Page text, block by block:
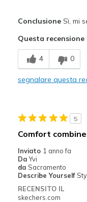
Breathe Well
Comfortable
Migliori Utilizzi:
Going Out
ConclusioneSì, mi
Questa
4 0
segnalare questa
5
Comfort
Inviato 1 anno fa
Da Yvi
da Sacramento
Describe Yourself
RECENSITO IL
skechers.com